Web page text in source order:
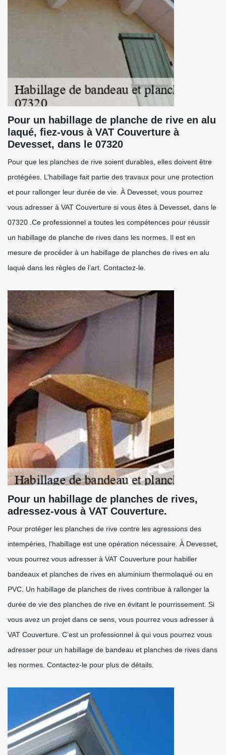
Pour un habillage de planche de rive en alu
laqué, fiez-vous à VAT Couverture à
Devesset, dans le 07320
Pour que les planches de rive soient durables, elles doivent être
protégées. L’habillage fait partie des travaux pour une protection
et pour rallonger leur durée de vie. À Devesset, vous pourrez
vous adresser à VAT Couverture si vous êtes à Devesset, dans le
07320 .Ce professionnel a toutes les compétences pour réussir
un habillage de planche de rives dans les normes. Il est en
mesure de procéder à un habillage de planches de rives en alu
laqué dans les règles de l’art. Contactez-le.
Pour un habillage de planches de rives,
adressez-vous à VAT Couverture.
Pour protéger les planches de rive contre les agressions des
intempéries, l’habillage est une opération nécessaire. À Devesset,
vous pourrez vous adresser à VAT Couverture pour habiller
bandeaux et planches de rives en aluminium thermolaqué ou en
PVC. Un habillage de planches de rives contribue à rallonger la
durée de vie des planches de rive en évitant le pourrissement. Si
vous avez un projet dans ce sens, vous pourrez vous adresser à
VAT Couverture. C’est un professionnel à qui vous pourrez vous
adresser pour un habillage de bandeau et planches de rives dans
les normes. Contactez-le pour plus de détails.